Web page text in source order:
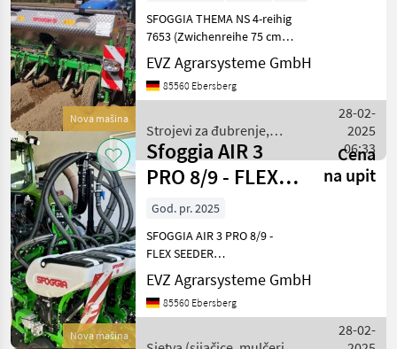
Nova mašina
SFOGGIA THEMA NS 4-reihig
7653 (Zwichenreihe 75 cm)
Frontanbau
Dreipunktaufnahme KAT II
Transportbreite 3, 00 m -
Liter mit Abdeckung - vier v
EVZ Agrarsysteme GmbH
85560 Ebersberg
Strojevi za đubrenje,
gnojenje i navodnjavanje /
Sfoggia
28-02-
2025
06:33
Nova mašina
Sfoggia AIR 3
PRO 8/9 - FLEX
SEEDER
Einzelkornsämaschine
Cena
na upit
God. pr. 2025
SFOGGIA AIR 3 PRO 8/9 -
FLEX SEEDER
AUSSTATTUNG
Lagermaschine: - Hydr.
Doppelteleskoprahmen
mit Dreipunktanschluss
EVZ Agrarsysteme GmbH
85560 Ebersberg
28-02-